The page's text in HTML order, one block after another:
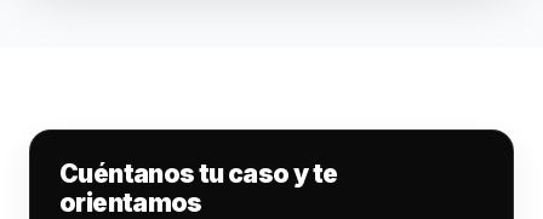
Cuéntanos tu caso y te
orientamos